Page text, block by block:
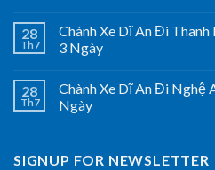
28
Th7
Chành Xe Dĩ An Đi
3 Ngày
28
Th7
Chành Xe Dĩ An Đi Nghệ
Ngày
SIGNUP FOR NEWSLETTER